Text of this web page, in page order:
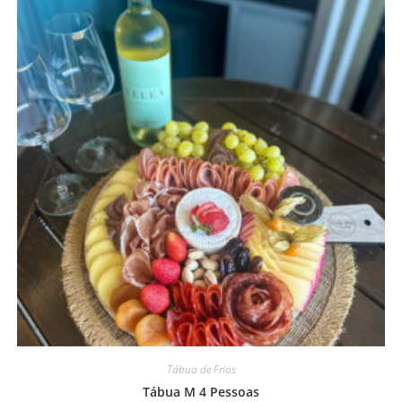
Tábua de Frios
Tábua M 4 Pessoas